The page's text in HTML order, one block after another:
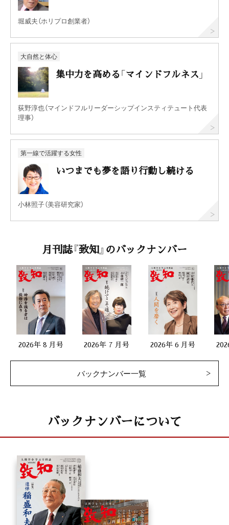
堀威夫（ホリプロ創業者）
大自然と体心
集中力を高める「マインドフルネス」
荻野淳也（マインドフルリーダーシップインスティテュート代表
理事）
第一線で活躍する女性
いつまでも夢を語り行動し続ける
小林照子（美容研究家）
月刊誌『致知』のバックナンバー
2026年 8 月号 2026年 7 月号 2026年 6 月号
バックナンバー一覧
バックナンバーについて